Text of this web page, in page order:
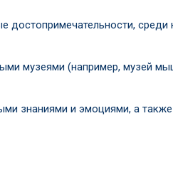
достопримечательности,
музеями (например, музей
знаниями и эмоциями, а